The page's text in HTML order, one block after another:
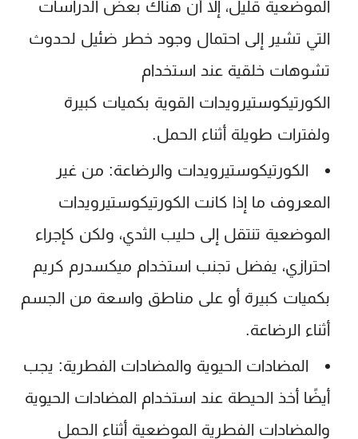
الموضعية قليل، إلا أن هناك بعض الدراسات
التي تشير إلى احتمال وجود خطر ضئيل لحدوث
تشوهات خلقية عند استخدام
الكورتيكوستيرويدات القوية بكميات كبيرة
ولفترات طويلة أثناء الحمل.
الكورتيكوستيرويدات والرضاعة: من غير
المعروف ما إذا كانت الكورتيكوستيرويدات
الموضعية تنتقل إلى حليب الثدي، ولكن كإجراء
احترازي، يفضل تجنب استخدام ميكسدرم كريم
بكميات كبيرة أو على مناطق واسعة من الجسم
أثناء الرضاعة.
المضادات الحيوية والمضادات الفطرية: يجب
أيضًا أخذ الحيطة عند استخدام المضادات الحيوية
والمضادات الفطرية الموضعية أثناء الحمل